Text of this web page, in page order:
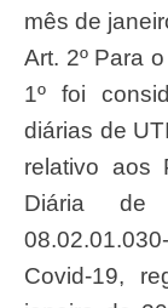
mês de
Art. 2º Para o
1º
foi
diárias de UTI
relativo aos
Diária
de
Covid-19,